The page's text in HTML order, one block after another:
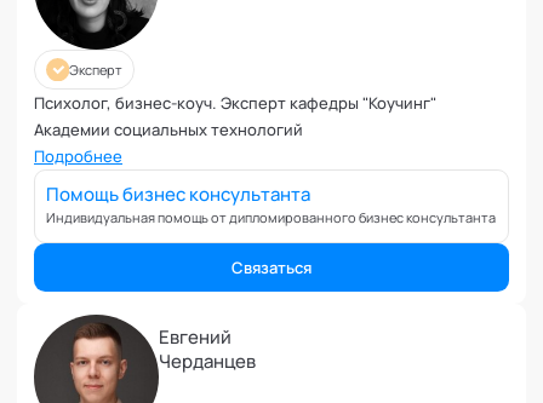
Межличностные конфликты
Обучение и образовательные программы
Оргконсультирование
Осознанность
Отношения в паре
Персональный коучинг
Пищевое поведение
Эксперт
Психолог, бизнес-коуч. Эксперт кафедры "Коучинг"
Академии социальных технологий
Подробнее
Помощь бизнес консультанта
Индивидуальная помощь от дипломированного бизнес консультанта
Связаться
Евгений
Черданцев